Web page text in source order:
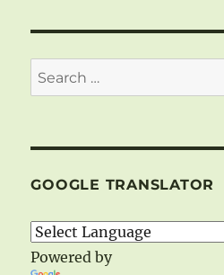
Search
for:
GOOGLE TRANSLATOR
Powered by